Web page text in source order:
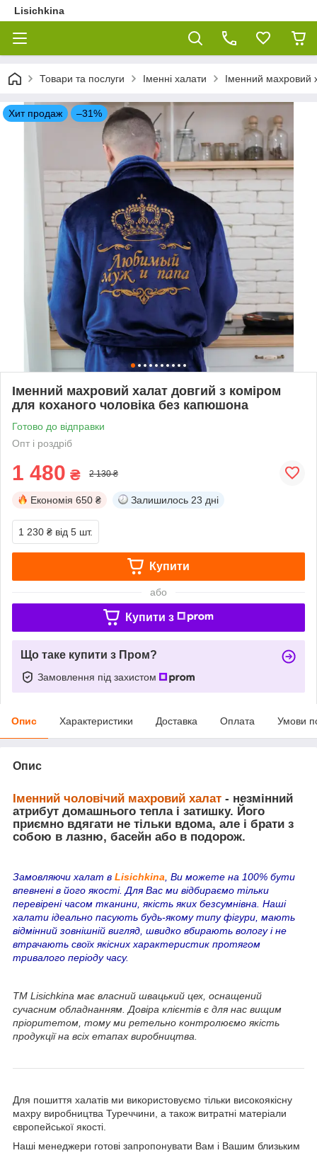
Lisichkina
Товари та послуги Іменні халати Іменний махровий
Хит продаж –31%
Іменний махровий халат довгий з коміром
для коханого чоловіка без капюшона
Готово до відправки
Опт і роздріб
1 480 ₴ 2 130 ₴
Економія 650 ₴ Залишилось 23 дні
1 230 ₴ від 5 шт.
Купити
або
Купити з
Що таке купити з Пром?
Замовлення під захистом
Опис Характеристики Доставка Оплата Умови
Опис
Іменний чоловічий махровий халат - незмінний
атрибут домашнього тепла і затишку. Його
приємно вдягати не тільки вдома, але і брати з
собою в лазню, басейн або в подорож.
Замовляючи халат в Lisichkina, Ви можете на 100% бути
впевнені в його якості. Для Вас ми відбираємо тільки
перевірені часом тканини, якість яких безсумнівна. Наші
халати ідеально пасують будь-якому типу фігури, мають
відмінний зовнішній вигляд, швидко вбирають вологу і не
втрачають своїх якісних характеристик протягом
тривалого періоду часу.
ТМ Lisichkina має власний швацький цех, оснащений
сучасним обладнанням. Довіра клієнтів є для нас вищим
пріоритетом, тому ми ретельно контролюємо якість
продукції на всіх етапах виробництва.
Для пошиття халатів ми використовуємо тільки високоякісну
махру виробництва Туреччини, а також витратні матеріали
європейської якості.
Наші менеджери готові запропонувати Вам і Вашим близьким